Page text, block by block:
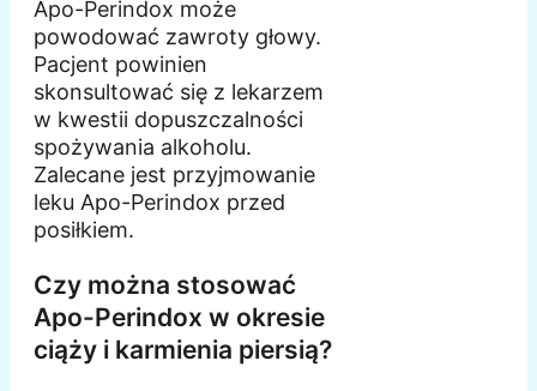
Apo-Perindox może
powodować zawroty głowy.
Pacjent powinien
skonsultować się z lekarzem
w kwestii dopuszczalności
spożywania alkoholu.
Zalecane jest przyjmowanie
leku Apo-Perindox przed
posiłkiem.
Czy można stosować
Apo-Perindox w okresie
ciąży i karmienia piersią?